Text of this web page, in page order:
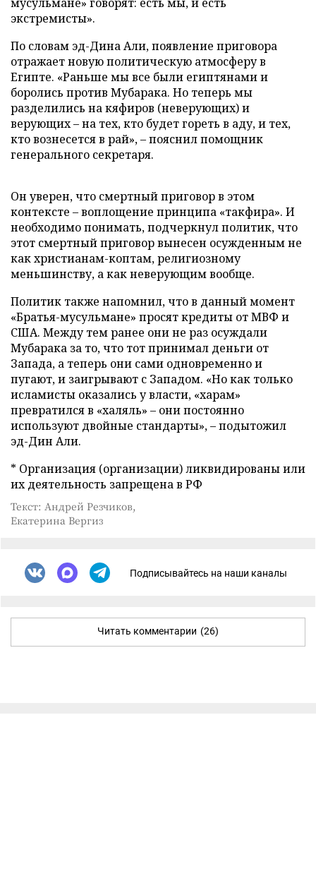
экстремисты».
По словам эд-Дина Али, появление приговора
отражает новую политическую атмосферу в
Египте. «Раньше мы все были египтянами и
боролись против Мубарака. Но теперь мы
разделились на кяфиров (неверующих) и
верующих – на тех, кто будет гореть в аду, и тех,
кто вознесется в рай», – пояснил помощник
генерального секретаря.
Он уверен, что смертный приговор в этом
контексте – воплощение принципа «такфира». И
необходимо понимать, подчеркнул политик, что
этот смертный приговор вынесен осужденным не
как христианам-коптам, религиозному
меньшинству, а как неверующим вообще.
Политик также напомнил, что в данный момент
«Братья-мусульмане» просят кредиты от МВФ и
США. Между тем ранее они не раз осуждали
Мубарака за то, что тот принимал деньги от
Запада, а теперь они сами одновременно и
пугают, и заигрывают с Западом. «Но как только
исламисты оказались у власти, «харам»
превратился в «халяль» – они постоянно
используют двойные стандарты», – подытожил
эд-Дин Али.
* Организация (организации) ликвидированы или
их деятельность запрещена в РФ
Текст: Андрей Резчиков,
Екатерина Вергиз
Подписывайтесь на наши каналы
Читать комментарии (26)